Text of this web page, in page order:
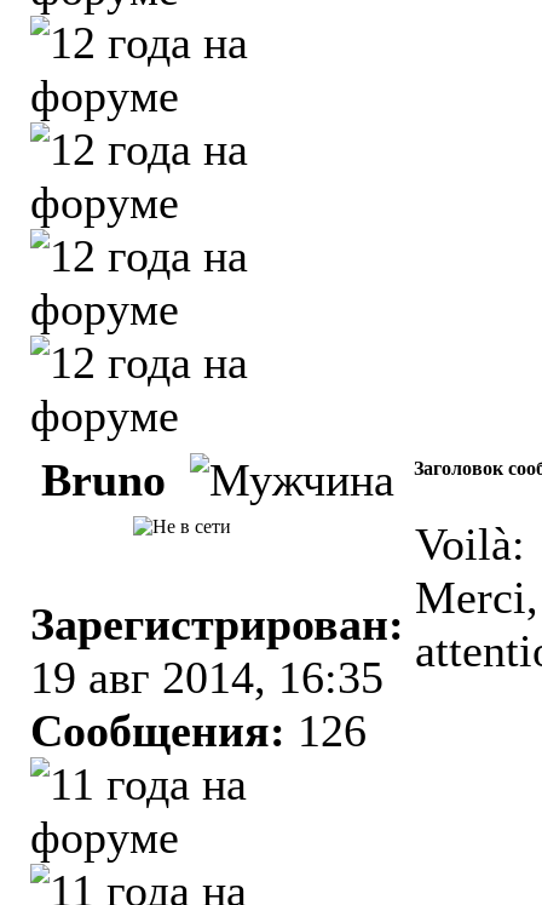
Bruno Заголовок
Зарегистрирован:
19 авг 2014, 16:35
Сообщения: 126
Voilà: